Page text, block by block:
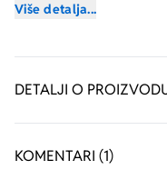
Više detalja...
DETALJI O
KOMENTARI (1)